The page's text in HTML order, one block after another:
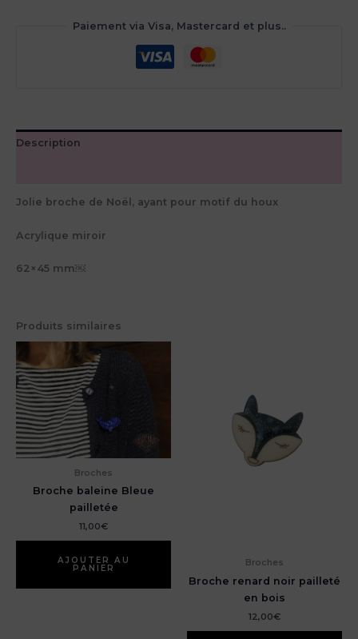
Paiement via Visa, Mastercard et plus..
Description
Jolie broche de Noël, ayant pour motif du houx
Acrylique miroir
62×45 mm￼
Produits similaires
Broches
Broche baleine Bleue
pailletée
11,00€
AJOUTER AU
PANIER
Broches
Broche renard noir pailleté
en bois
12,00€